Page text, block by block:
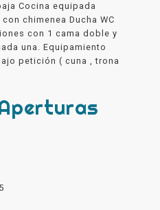
Cocina equipada
chimenea Ducha WC
con 1 cama doble y
una. Equipamiento
petición ( cuna , trona